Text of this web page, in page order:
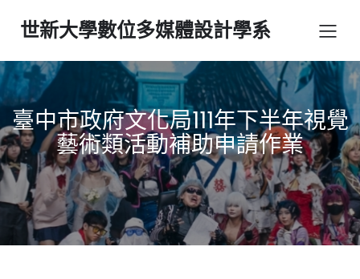
世新大學數位多媒體設計學系
臺中市政府文化局111年下半年視覺
藝術類活動補助申請作業